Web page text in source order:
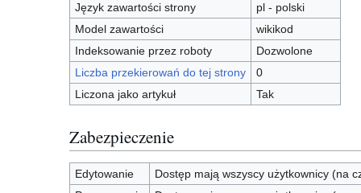
Język zawartości strony
pl - polski
Model zawartości
wikikod
Indeksowanie przez roboty
Dozwolone
Liczba przekierowań do tej strony
0
Liczona jako artykuł
Tak
Zabezpieczenie
Edytowanie
Dostęp mają wszyscy użytkownicy (na